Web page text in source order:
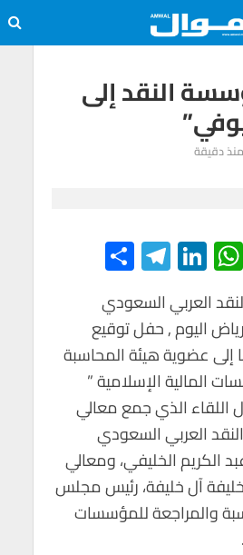
النقد إلى
E
W
h
at
s
A
p
p
Li
n
ke
dI
n
Te
le
gr
a
m
ar
e
العربي السعودي
اليوم , حفل توقيع
عضوية هيئة المحاسبة
المالية الإسلامية ”
اللقاء الذي جمع معالي
العربي السعودي
الكريم الخليفي، ومعالي
خليفة آل خليفة، رئيس مجلس
والمراجعة للمؤسسات